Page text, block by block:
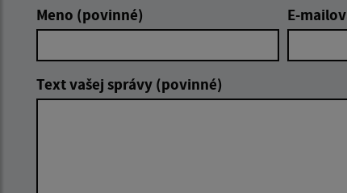
Meno (povinné) E-
Text vašej správy (povinné)